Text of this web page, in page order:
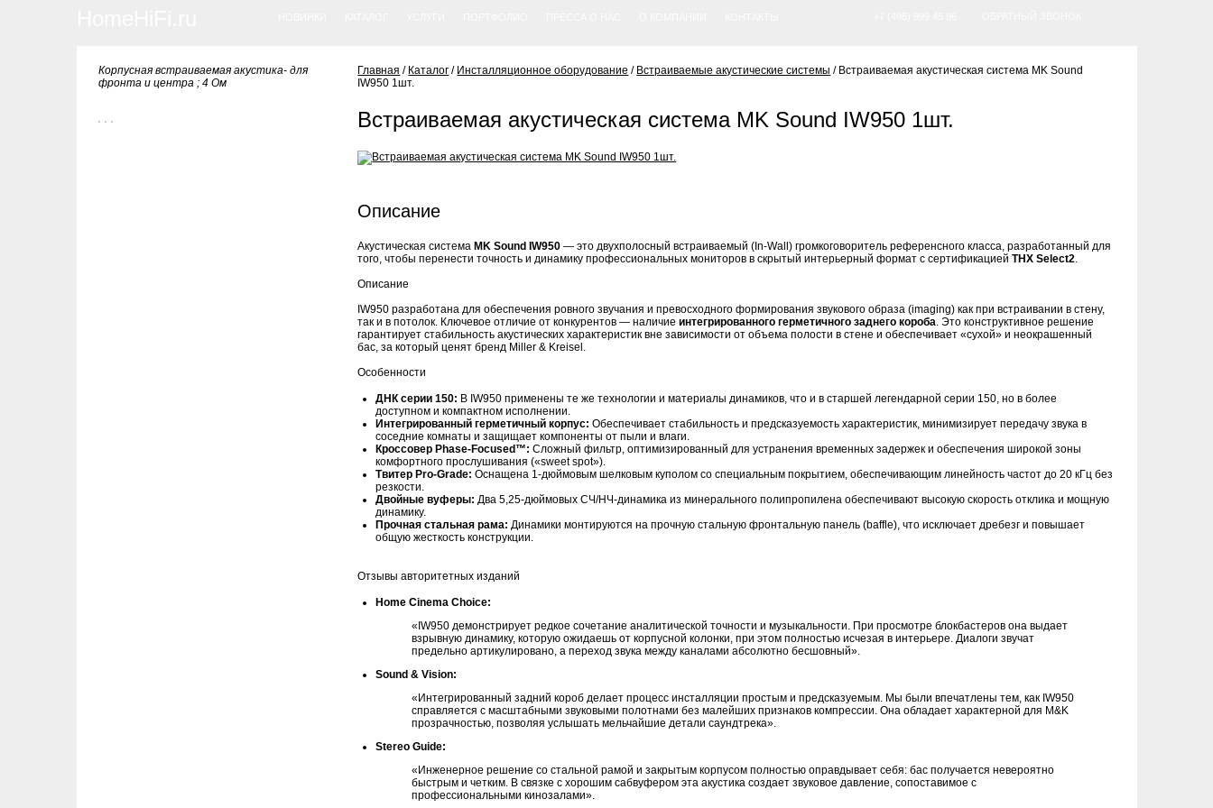
Корпусная встраиваемая акустика- для
фронта и центра ; 4 Ом
Главная / Каталог / Инсталляционное оборудование / Встраиваемые акустические системы / Встраиваемая акустическая система MK Sound
IW950 1шт.
Встраиваемая акустическая система MK Sound IW950 1шт.
Описание
Акустическая система MK Sound IW950 — это двухполосный встраиваемый (In-Wall) громкоговоритель референсного класса, разработанный для
того, чтобы перенести точность и динамику профессиональных мониторов в скрытый интерьерный формат с сертификациейTHX Select2.
Описание
IW950 разработана для обеспечения ровного звучания и превосходного формирования звукового образа (imaging) как при встраивании в стену,
так и в потолок. Ключевое отличие от конкурентов — наличиеинтегрированного герметичного заднего короба. Это конструктивное решение
гарантирует стабильность акустических характеристик вне зависимости от объема полости в стене и обеспечивает «сухой» и неокрашенный
бас, за который ценят бренд Miller & Kreisel.
Особенности
ДНК серии 150: В IW950 применены те же технологии и материалы динамиков, что и в старшей легендарной серии 150, но в более
доступном и компактном исполнении.
Интегрированный герметичный корпус: Обеспечивает стабильность и предсказуемость характеристик, минимизирует передачу звука в
соседние комнаты и защищает компоненты от пыли и влаги.
Кроссовер Phase-Focused™: Сложный фильтр, оптимизированный для устранения временных задержек и обеспечения широкой зоны
комфортного прослушивания («sweet spot»).
Твитер Pro-Grade: Оснащена 1-дюймовым шелковым куполом со специальным покрытием, обеспечивающим линейность частот до 20 кГц без
резкости.
Двойные вуферы: Два 5,25-дюймовых СЧ/НЧ-динамика из минерального полипропилена обеспечивают высокую скорость отклика и мощную
динамику.
Прочная стальная рама: Динамики монтируются на прочную стальную фронтальную панель (baffle), что исключает дребезг и повышает
общую жесткость конструкции.
Отзывы авторитетных изданий
Home Cinema Choice:
«IW950 демонстрирует редкое сочетание аналитической точности и музыкальности. При просмотре блокбастеров она выдает
взрывную динамику, которую ожидаешь от корпусной колонки, при этом полностью исчезая в интерьере. Диалоги звучат
предельно артикулировано, а переход звука между каналами абсолютно бесшовный».
Sound & Vision:
«Интегрированный задний короб делает процесс инсталляции простым и предсказуемым. Мы были впечатлены тем, как IW950
справляется с масштабными звуковыми полотнами без малейших признаков компрессии. Она обладает характерной для M&K
прозрачностью, позволяя услышать мельчайшие детали саундтрека».
Stereo Guide:
«Инженерное решение со стальной рамой и закрытым корпусом полностью оправдывает себя: бас получается невероятно
быстрым и четким. В связке с хорошим сабвуфером эта акустика создает звуковое давление, сопоставимое с
профессиональными кинозалами».